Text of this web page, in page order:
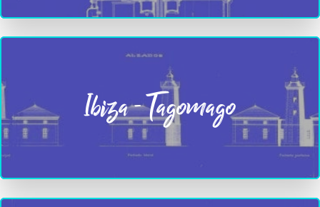
Ibiza - Tagomago